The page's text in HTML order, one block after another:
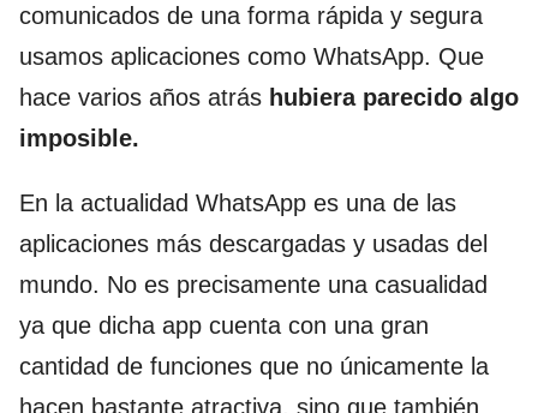
comunicados de una forma rápida y segura
usamos aplicaciones como WhatsApp. Que
hace varios años atrás hubiera parecido algo
imposible.
En la actualidad WhatsApp es una de las
aplicaciones más descargadas y usadas del
mundo. No es precisamente una casualidad
ya que dicha app cuenta con una gran
cantidad de funciones que no únicamente la
hacen bastante atractiva, sino que también